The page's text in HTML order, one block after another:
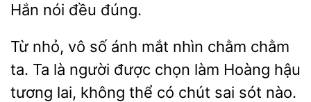
nói
Từ nhỏ, vô số ánh mắt
chằm
ta. Ta là người được chọn làm
hậu
tương lai, không thể có chút sai sót nào.